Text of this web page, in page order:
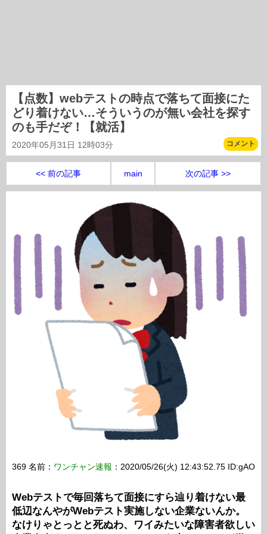
【点数】webテストの時点で落ちて面接にた
どり着けない…そういうのが無い会社を探す
のも手だぞ！【就活】
2020年05月31日 12時03分 コメント
<< 前の記事 main 次の記事 >>
369 名前： ワンチャン速報 ：2020/05/26(火) 12:43:52.75 ID:gAO
Webテストで毎回落ちて面接にすら辿り着けない最
低辺なんやがWebテスト実施しない企業ないんか。
なけりゃとっとと死ぬわ、ワイみたいな障害者欲しい